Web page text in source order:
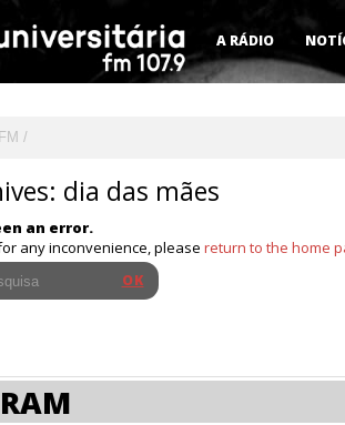
A RÁDIO
dia das mães
an error.
any inconvenience, please return to the home